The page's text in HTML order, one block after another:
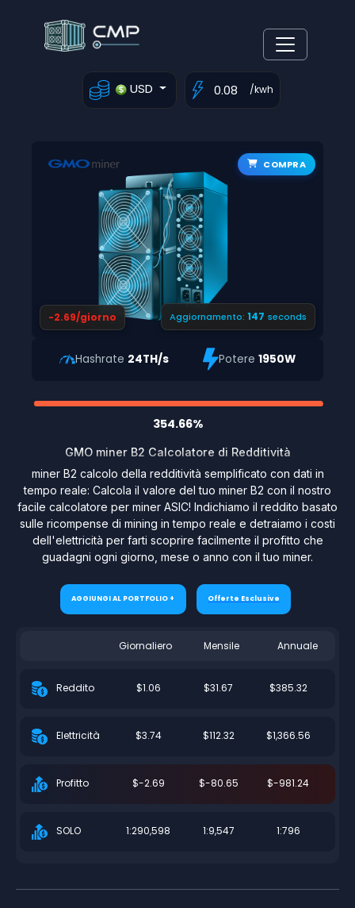
USD /kwh
COMPRA
-2.69/giorno Aggiornamento: 146 seconds
Hashrate 24TH/s Potere1950W
354.66%
GMO miner B2 Calcolatore di Redditività
miner B2 calcolo della redditività semplificato con dati in
tempo reale: Calcola il valore del tuo miner B2 con il nostro
facile calcolatore per miner ASIC! Indichiamo il reddito basato
sulle ricompense di mining in tempo reale e detraiamo i costi
dell'elettricità per farti scoprire facilmente il profitto che
guadagni ogni giorno, mese o anno con il tuo miner.
AGGIUNGI AL PORTFOLIO + Offerte Esclusive
Giornaliero Mensile Annuale
Reddito $1.06 $31.67 $385.32
Elettricità $3.74 $112.32 $1,366.56
Profitto $-2.69 $-80.65 $-981.24
SOLO 1:290,598 1:9,547 1:796